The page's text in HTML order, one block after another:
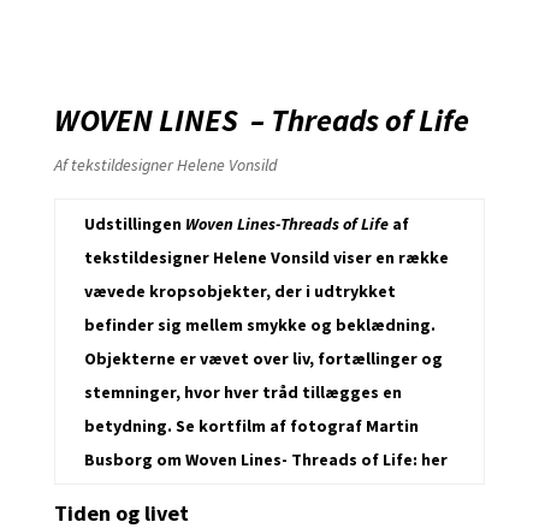
WOVEN LINES – Threads of Life
Af tekstildesigner Helene Vonsild
Udstillingen Woven Lines-Threads of Lifeaf
tekstildesigner Helene Vonsild viser en række
vævede kropsobjekter, der i udtrykket
befinder sig mellem smykke og beklædning.
Objekterne er vævet over liv, fortællinger og
stemninger, hvor hver tråd tillægges en
betydning. Se kortfilm af fotograf Martin
Busborg om Woven Lines- Threads of Life: her
Tiden og livet